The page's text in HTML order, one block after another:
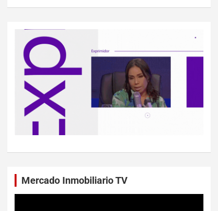
Mercado Inmobiliario TV